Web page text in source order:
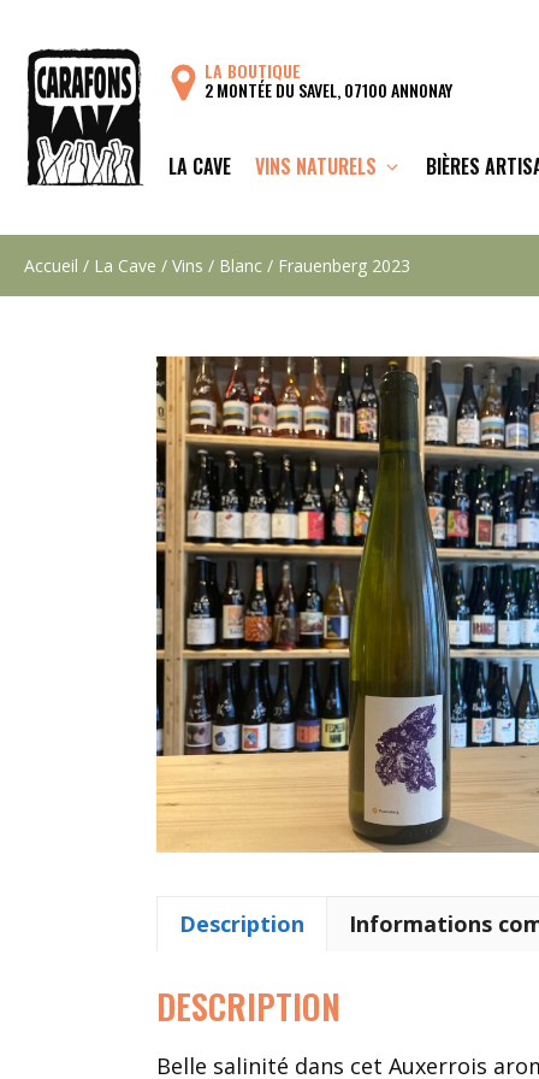
contenu
LA CAVE VINS NATURELS BIÈRES
LA BOUTIQUE
2 MONTÉE DU SAVEL, 07100 ANNONAY
Accueil / La Cave / Vins / Blanc / Frauenberg 2023
Description Informations
DESCRIPTION
Belle salinité dans cet Auxerrois